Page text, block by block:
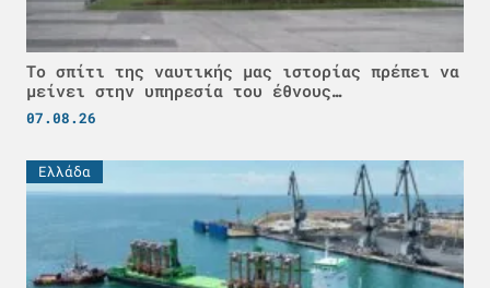
Το σπίτι της ναυτικής μας ιστορίας πρέπει να
μείνει στην υπηρεσία του έθνους…
07.08.26
Ελλάδα